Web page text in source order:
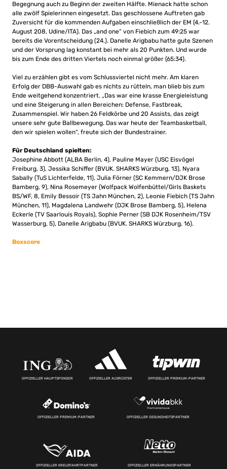
Begegnung auch zu Beginn der zweiten Hälfte. Mienack hatte schon
alle zwölf Spielerinnen eingesetzt. Das geschlossene Auftreten gab
Zuversicht für die kommenden Aufgaben einschließlich der EM (4.-12.
August 208, Udine/ITA). Das „and one“ von Fiebich zum 49:25 war
bereits die Vorentscheidung (24.). Danelle Arigbabu hatte gute Szenen
und der Vorsprung lag konstant bei mehr als 20 Punkten. Und wurde
bis zum Ende des dritten Viertels noch einmal größer (65:34).
Viel zu erzählen gibt es vom Schlussviertel nicht mehr. Am klaren
Erfolg der DBB-Auswahl gab es nichts zu rütteln, man blieb bis zum
Ende weitgehend konzentriert. „Das war eine krasse Energieleistung
und eine Steigerung in allen Bereichen: Defense, Fastbreak,
Zusammenspiel. Wir haben 26 Feldkörbe und 20 Assists, das zeigt
unsere sehr gute Ballbewegung. Das war heute der Teambasketball,
den wir spielen wollen“, freute sich der Bundestrainer.
Für Deutschland spielten:
Josephine Abbott (ALBA Berlin, 4), Pauline Mayer (USC Eisvögel
Freiburg, 3), Jessika Schiffer (BVUK. SHARKS Würzburg, 13), Nyara
Sabally (TuS Lichterfelde, 11), Julia Förner (SC Kemmern/DJK Brose
Bamberg, 9), Nina Rosemeyer (Wolfpack Wolfenbüttel/Girls Baskets
BS/WF, 8, Emily Bessoir (TS Jahn München, 2), Leonie Fiebich (TS Jahn
München, 11), Magdalena Landwehr (DJK Brose Bamberg, 5), Helena
Eckerle (TV Saarlouis Royals), Sophie Perner (SB DJK Rosenheim/TSV
Wasserburg, 5), Danelle Arigbabu (BVUK. SHARKS Würzburg, 16).
Boxscore
OFFIZIELLER HAUPTSPONSOR OFFIZIELLER AUSRÜSTER OFFIZIELLER PREMIUM-PARTNER
OFFIZIELLER PREMIUM-PARTNER OFFIZIELLER GESUNDHEITSPARTNER
OFFIZIELLER KREUZFAHRTPARTNER OFFIZIELLER ERNÄHRUNGSPARTNER